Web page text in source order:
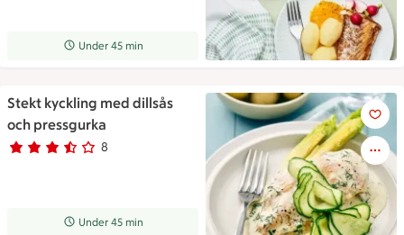
Receptet tar Under 45 min att tillaga
Under 45 min
Stekt kyckling med dillsås
och pressgurka
Betyg 3.3 av 5. 8
8 personer har röstat
Receptet tar Under 45 min att tillaga
Under 45 min
Stekt kyckling med dillsås